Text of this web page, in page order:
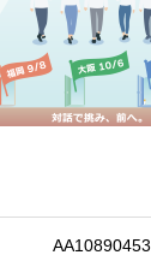
AA10890453